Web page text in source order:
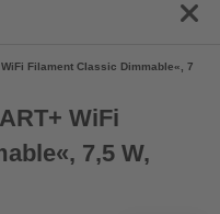
Filament Classic Dimmable«, 7,5
WiFi
7,5 W,